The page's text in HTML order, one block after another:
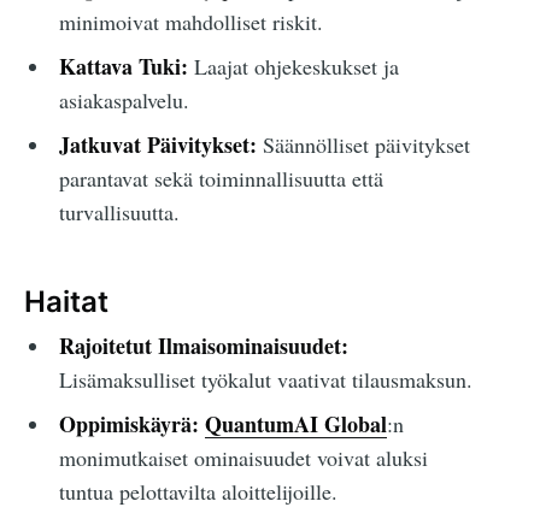
minimoivat mahdolliset riskit.
Kattava Tuki: Laajat ohjekeskukset ja
asiakaspalvelu.
Jatkuvat Päivitykset: Säännölliset päivitykset
parantavat sekä toiminnallisuutta että
turvallisuutta.
Haitat
Rajoitetut Ilmaisominaisuudet:
Lisämaksulliset työkalut vaativat tilausmaksun.
Oppimiskäyrä: QuantumAI Global:n
monimutkaiset ominaisuudet voivat aluksi
tuntua pelottavilta aloittelijoille.